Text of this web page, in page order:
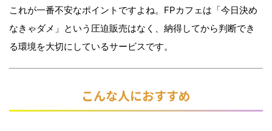
これが一番不安なポイントですよね。FPカフェは「今日決め
なきゃダメ」という圧迫販売はなく、納得してから判断でき
る環境を大切にしているサービスです。
こんな人におすすめ